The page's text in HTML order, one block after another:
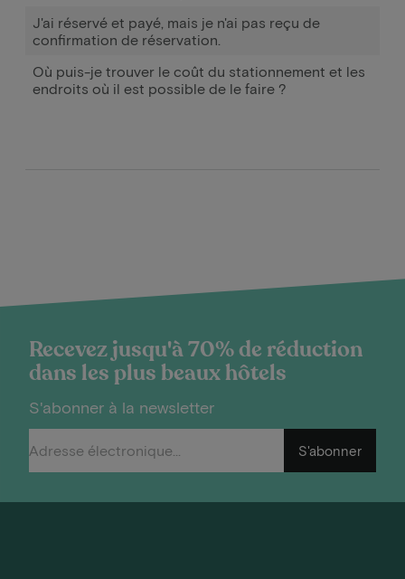
J'ai réservé et payé, mais je n'ai pas reçu de
confirmation de réservation.
Où puis-je trouver le coût du stationnement et les
endroits où il est possible de le faire ?
Recevez jusqu'à 70% de réduction
dans les plus beaux hôtels
S'abonner à la newsletter
S'abonner